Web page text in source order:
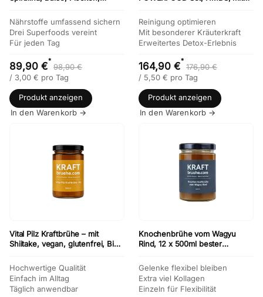
Nährstoffe umfassend sichern
Drei Superfoods vereint
Für jeden Tag
89,90 €*
98,90 €
/ 3,00 € pro Tag
Produkt anzeigen
In den Warenkorb →
Reinigung optimieren
Mit besonderer Kräuterkraft
Erweitertes Detox-Erlebnis
164,90 €*
176,90 €
/ 5,50 € pro Tag
Produkt anzeigen
In den Warenkorb →
Vital Pilz Kraftbrühe – mit
Shiitake, vegan, glutenfrei, Bio
Hochwertige Qualität
Einfach im Alltag
Täglich anwendbar
Knochenbrühe vom Wagyu
Rind, 12 x 500ml bester
Gelenke flexibel bleiben
Extra viel Kollagen
Einzeln für Flexibilität